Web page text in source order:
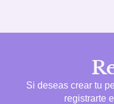
Si deseas crear tu
registrarte